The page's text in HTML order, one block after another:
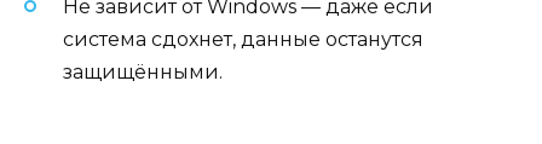
Не зависит от Windows — даже если
система сдохнет, данные останутся
защищёнными.